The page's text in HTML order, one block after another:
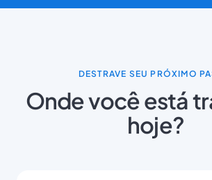
DESTRAVE SEU PRÓXIMO
Onde você está
hoje?